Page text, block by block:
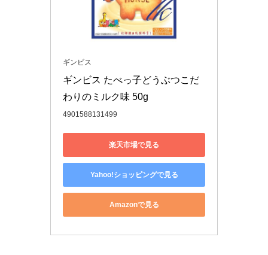
ギンビス
ギンビス たべっ子どうぶつこだ
わりのミルク味 50g
4901588131499
楽天市場で見る
Yahoo!ショッピングで見る
Amazonで見る